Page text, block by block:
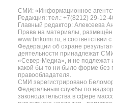
СМИ: «Информационное
Редакция: тел.: +7(8212) 29-12-
Главный редактор: Алексеева
Права на материалы,
www.bnkomi.ru, в соответствии
Федерации об охране
деятельности принадлежат
«Север-Медиа», и не подлежат
какой бы то ни было форме без
правообладателя.
СМИ зарегистрировано
Федеральным службы по
законодательства в сфере